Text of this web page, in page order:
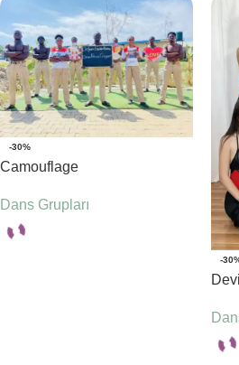
-30%
Camouflage
Dans Grupları
-